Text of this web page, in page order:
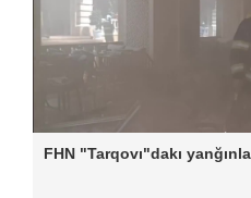
FHN "Tarqovı"dakı